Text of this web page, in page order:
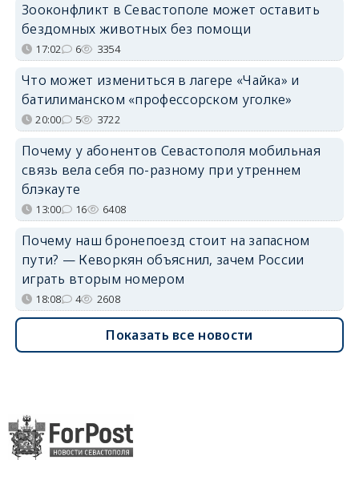
Зооконфликт в Севастополе может оставить
бездомных животных без помощи
17:02 6 3354
Что может измениться в лагере «Чайка» и
батилиманском «профессорском уголке»
20:00 5 3722
Почему у абонентов Севастополя мобильная
связь вела себя по-разному при утреннем
блэкауте
13:00 16 6408
Почему наш бронепоезд стоит на запасном
пути? — Кеворкян объяснил, зачем России
играть вторым номером
18:08 4 2608
Показать все новости